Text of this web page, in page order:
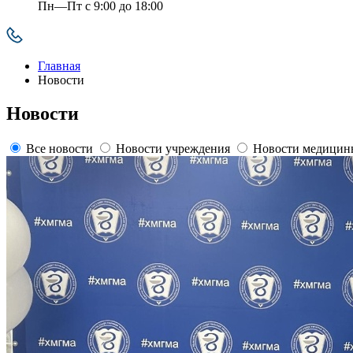
Пн—Пт с 9:00 до 18:00
Главная
Новости
Новости
Все новости Новости учреждения Новости